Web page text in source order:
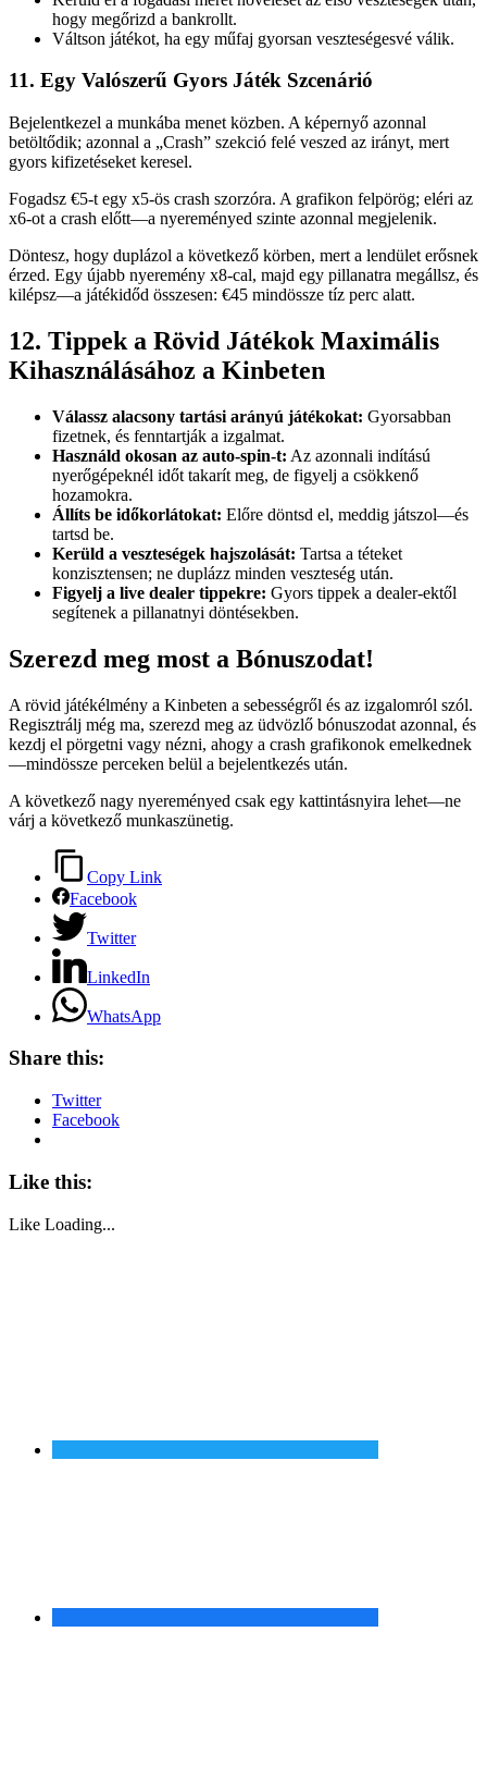
hogy megőrizd a bankrollt.
Váltson játékot, ha egy műfaj gyorsan veszteségesvé válik.
11. Egy Valószerű Gyors Játék Szcenárió
Bejelentkezel a munkába menet közben. A képernyő azonnal
betöltődik; azonnal a „Crash” szekció felé veszed az irányt, mert
gyors kifizetéseket keresel.
Fogadsz €5-t egy x5-ös crash szorzóra. A grafikon felpörög; eléri az
x6-ot a crash előtt—a nyereményed szinte azonnal megjelenik.
Döntesz, hogy duplázol a következő körben, mert a lendület erősnek
érzed. Egy újabb nyeremény x8-cal, majd egy pillanatra megállsz, és
kilépsz—a játékidőd összesen: €45 mindössze tíz perc alatt.
12. Tippek a Rövid Játékok Maximális
Kihasználásához a Kinbeten
Válassz alacsony tartási arányú játékokat: Gyorsabban
fizetnek, és fenntartják a izgalmat.
Használd okosan az auto‑spin-t: Az azonnali indítású
nyerőgépeknél időt takarít meg, de figyelj a csökkenő
hozamokra.
Állíts be időkorlátokat: Előre döntsd el, meddig játszol—és
tartsd be.
Kerüld a veszteségek hajszolását: Tartsa a téteket
konzisztensen; ne duplázz minden veszteség után.
Figyelj a live dealer tippekre: Gyors tippek a dealer-ektől
segítenek a pillanatnyi döntésekben.
Szerezd meg most a Bónuszodat!
A rövid játékélmény a Kinbeten a sebességről és az izgalomról szól.
Regisztrálj még ma, szerezd meg az üdvözlő bónuszodat azonnal, és
kezdj el pörgetni vagy nézni, ahogy a crash grafikonok emelkednek
—mindössze perceken belül a bejelentkezés után.
A következő nagy nyereményed csak egy kattintásnyira lehet—ne
várj a következő munkaszünetig.
Copy Link
Facebook
Twitter
LinkedIn
WhatsApp
Share this:
Twitter
Facebook
Like this:
Like Loading...